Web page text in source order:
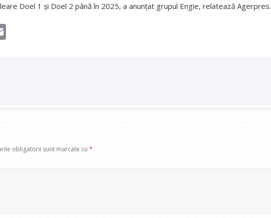
Doel 1 şi Doel 2 până în 2025, a anunţat grupul Engie, relatează Agerpres.
obligatorii sunt marcate cu*